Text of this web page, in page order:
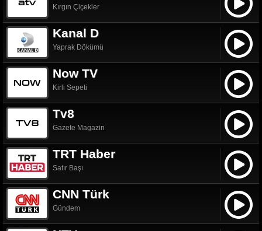
Kırgın Çiçekler
Kanal D
Yaprak Dökümü
Now TV
Kirli Sepeti
Tv8
Gazete Magazin
TRT Haber
Satır Başı
CNN Türk
Gündem